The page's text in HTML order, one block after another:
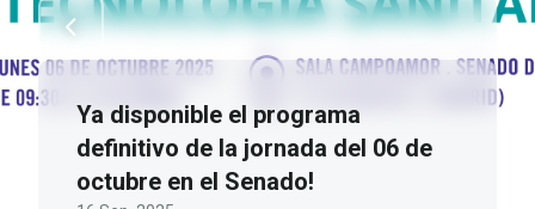
Ya disponible el programa
definitivo de la jornada del 06 de
octubre en el Senado!